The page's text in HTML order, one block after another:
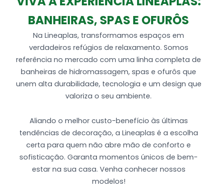
vidro (Espessura de 4,5 a 5mm)
BANHEIRAS, SPAS E OFURÔS
Na Lineaplas, transformamos espaços em
verdadeiros refúgios de relaxamento. Somos
referência no mercado com uma linha completa de
banheiras de hidromassagem, spas e ofurôs que
unem alta durabilidade, tecnologia e um design que
valoriza o seu ambiente.
Aliando o melhor custo-benefício às últimas
tendências de decoração, a Lineaplas é a escolha
certa para quem não abre mão de conforto e
sofisticação. Garanta momentos únicos de bem-
estar na sua casa. Venha conhecer nossos
modelos!